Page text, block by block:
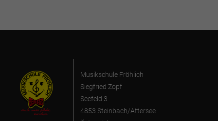
Musikschule Fröhlich
Siegfried Zopf
Seefeld 3
4853 Steinbach/Attersee